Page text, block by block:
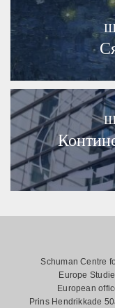
Schuman Centre
Europe
European
Prins Hendrikkade